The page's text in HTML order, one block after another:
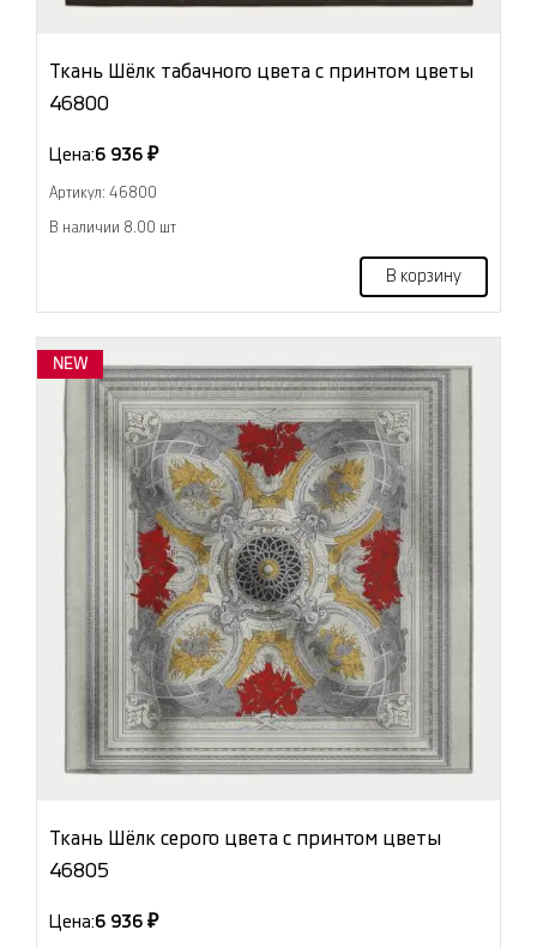
Ткань Шёлк табачного цвета с принтом цветы
46800
Цена:6 936 ₽
Артикул: 46800
В наличии 8.00 шт
В корзину
NEW
Ткань Шёлк серого цвета с принтом цветы
46805
Цена:6 936 ₽